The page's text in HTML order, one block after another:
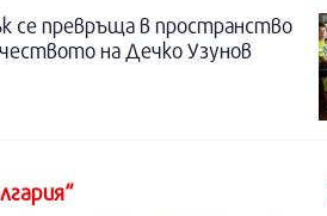
се превръща в пространство
на Дечко Узунов